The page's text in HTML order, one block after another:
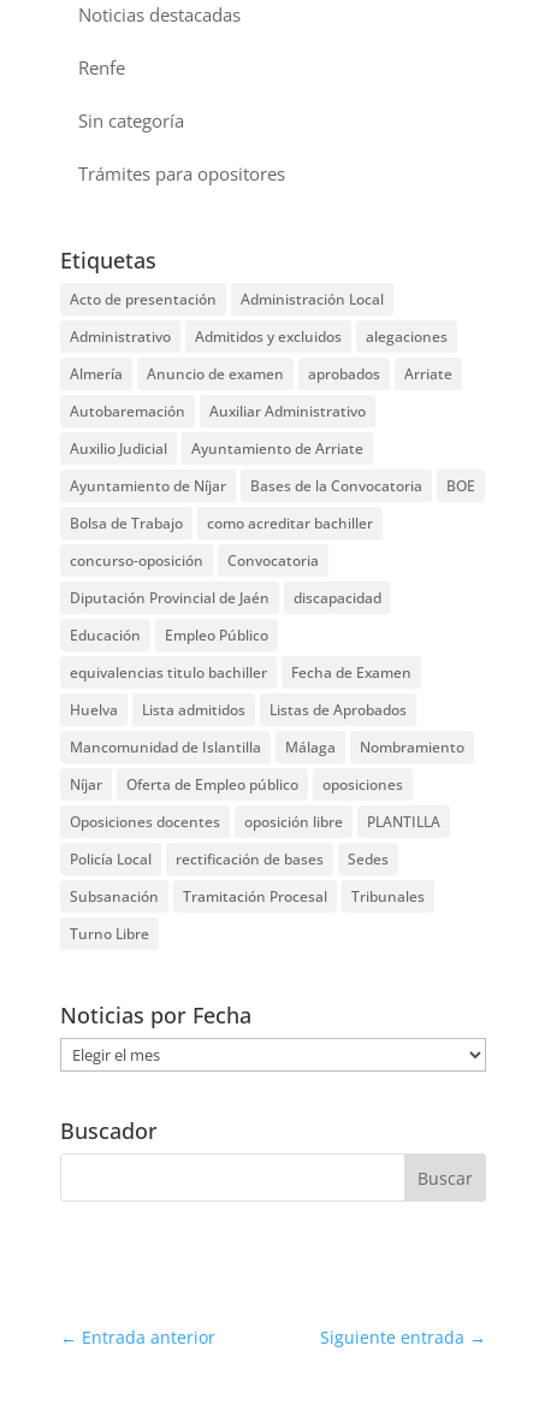
Noticias destacadas
Renfe
Sin categoría
Trámites para opositores
Etiquetas
Acto de presentación
Administración Local
Administrativo
Admitidos y excluidos
alegaciones
Almería
Anuncio de examen aprobados
Arriate
Autobaremación
Auxiliar Administrativo
Auxilio Judicial
Ayuntamiento de Arriate
Ayuntamiento de Níjar
Bases de la Convocatoria
BOE
Bolsa de Trabajo
como acreditar bachiller
concurso-oposición
Convocatoria
Diputación Provincial de Jaén
discapacidad
Educación
Empleo Público
equivalencias titulo bachiller
Fecha de Examen
Huelva
Lista admitidos
Listas de Aprobados
Mancomunidad de Islantilla
Málaga
Nombramiento
Níjar
Oferta de Empleo público
oposiciones
Oposiciones docentes
oposición libre
PLANTILLA
Policía Local
rectificación de bases
Sedes
Subsanación
Tramitación Procesal
Tribunales
Turno Libre
Noticias por Fecha
Noticias
por
Buscador
← Entrada anterior Siguiente entrada →